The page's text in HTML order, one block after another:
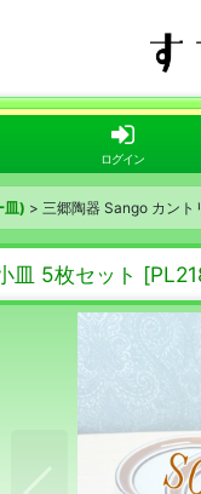
ログイン
皿) > 三郷陶器 Sango カント
皿 5枚セット [